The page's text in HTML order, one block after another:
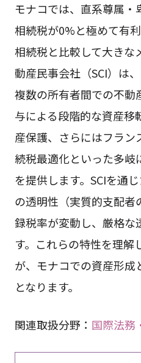
モナコでは、直系尊属
相続税が0%と極めて有
相続税と比較して大きな
動産民事会社（SCI）は
複数の所有者間での不
与による段階的な資産移
産保護、さらにはフラ
続税最適化といった多岐
を提供します。SCIを通
の透明性（実質的支配
録税率が変動し、厳格な
す。これらの特性を理解
が、モナコでの資産形
となります。
関連取扱分野： 国際法務